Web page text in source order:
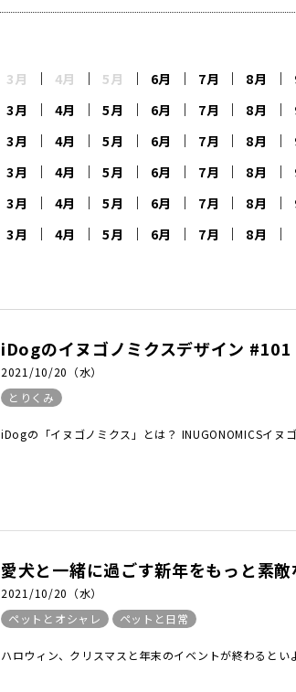
3月 4月 5月 6月 7月 8月
3月 4月 5月 6月 7月 8月
3月 4月 5月 6月 7月 8月
3月 4月 5月 6月 7月 8月
3月 4月 5月 6月 7月 8月
3月 4月 5月 6月 7月 8月
iDogのイヌゴノミクスデザイン #101
2021/10/20（水）
とりくみ
iDogの「イヌゴノミクス」とは？ INUGONOMICSイ
愛犬と一緒に過ごす新年をもっと素
2021/10/20（水）
ペットとオシャレ
ペットと日常
ハロウィン、クリスマスと年末のイベントが終わると